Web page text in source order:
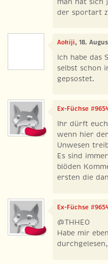
der sportart
Aokiji, 18.
Ich habe das
selbst schon
gepsostet.
Ex-Füchse
Ihr dürft
wenn hier
Unwesen
Es sind
blöden
ersten die
Ex-Füchse
@THHEO
Habe mir